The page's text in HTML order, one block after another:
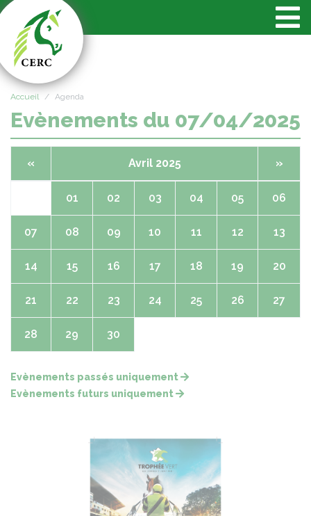
Accueil Agenda
Evènements du 07/04/2025
« Avril 2025 »
01 02 03 04 05 06
07 08 09 10 11 12 13
14 15 16 17 18 19 20
21 22 23 24 25 26 27
28 29 30
Evènements passés uniquement
Evènements futurs uniquement
Panneau de gestion des cookies